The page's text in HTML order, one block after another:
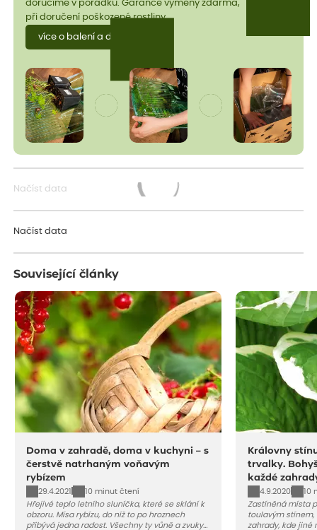
doručíme v pořádku. Garance výměny zdarma,
při doručení poškozené rostliny.
více o balení a dopravě
Načíst data
Načíst data
Související články
Doma v zahradě, doma v kuchyni – s
čerstvě natrhaným voňavým
rybízem
29.4.2021
10 minut čtení
Hřejivé teplo letního sluníčka, které se sklání k
obzoru. Mísa rybízu, do níž to po hroznech
přibývá jedna radost. Všechny ty vůně a zvuky
Královny
trvalky.
každé
4.9.2020
10
Zastíněná místa
toulavým stínem,
zahrady, kde jiné